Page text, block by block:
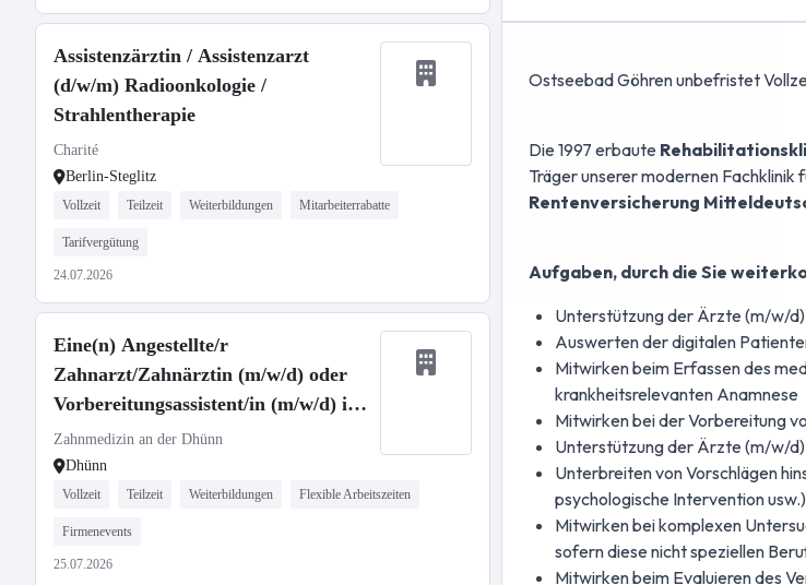
Assistenzärztin / Assistenzarzt
(d/w/m) Radioonkologie /
Strahlentherapie
Charité
Berlin-Steglitz
Vollzeit Teilzeit Weiterbildungen Mitarbeiterrabatte
Tarifvergütung
24.07.2026
Eine(n) Angestellte/r
Zahnarzt/Zahnärztin (m/w/d) oder
Vorbereitungsassistent/in (m/w/d) in
Voll- oder Teilzeit
Zahnmedizin an der Dhünn
Dhünn
Vollzeit Teilzeit Weiterbildungen Flexible Arbeitszeiten
Firmenevents
25.07.2026